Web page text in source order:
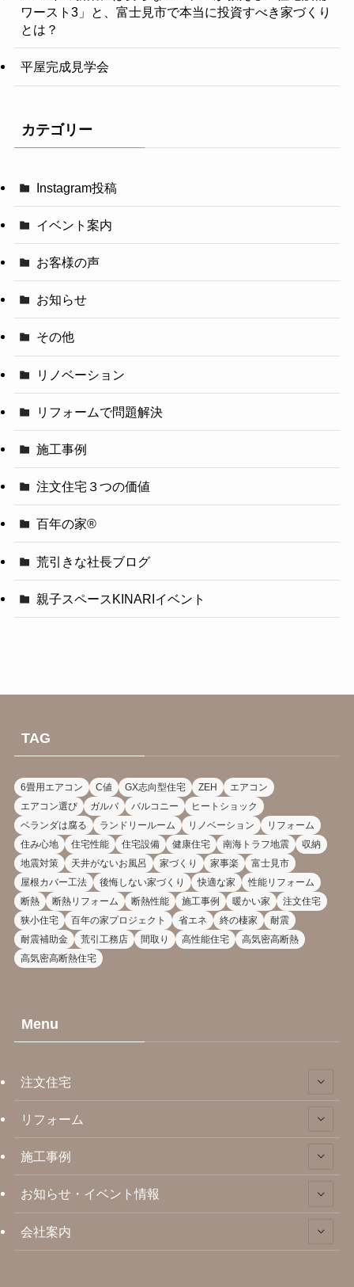
ワースト3」と、富士見市で本当に投資すべき家づくり
とは？
平屋完成見学会
カテゴリー
Instagram投稿
イベント案内
お客様の声
お知らせ
その他
リノベーション
リフォームで問題解決
施工事例
注文住宅３つの価値
百年の家®️
荒引きな社長ブログ
親子スペースKINARIイベント
TAG
6畳用エアコン C値 GX志向型住宅 ZEH
エアコン
エアコン選び
ガルバ バルコニー
ヒートショック
ベランダは腐る
ランドリールーム リノベーション
リフォーム
住み心地
住宅性能 住宅設備 健康住宅 南海トラフ地震
収納
地震対策
天井がないお風呂 家づくり 家事楽
富士見市
屋根カバー工法
後悔しない家づくり 快適な家
性能リフォーム
断熱
断熱リフォーム 断熱性能 施工事例 暖かい家
注文住宅
狭小住宅
百年の家プロジェクト 省エネ 終の棲家
耐震
耐震補助金
荒引工務店 間取り 高性能住宅
高気密高断熱
高気密高断熱住宅
Menu
注文住宅
リフォーム
施工事例
お知らせ・イベント情報
会社案内